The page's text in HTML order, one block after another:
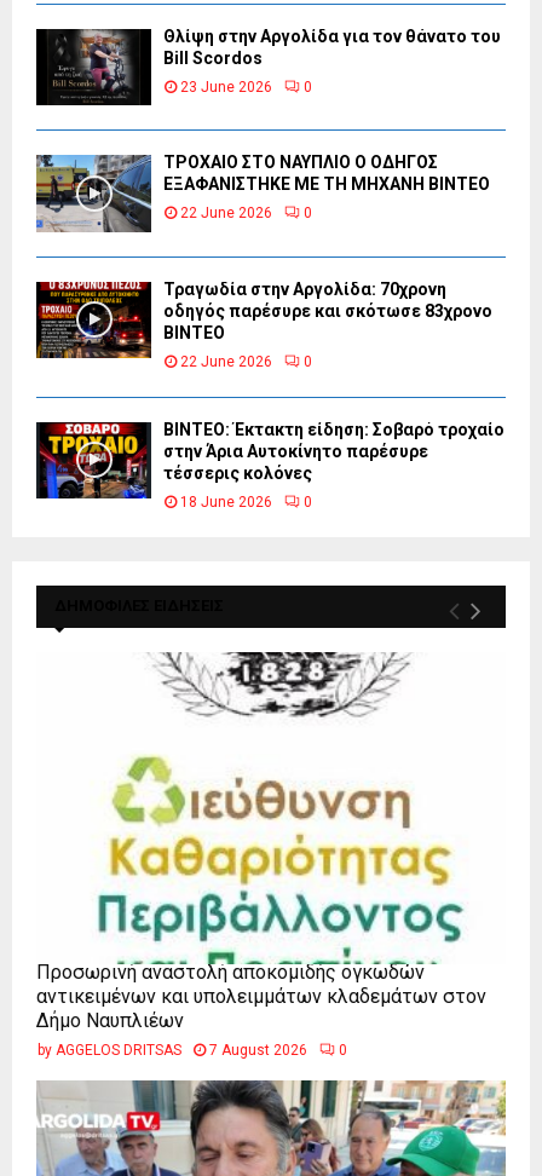
Θλίψη στην Αργολίδα για τον θάνατο του
Bill Scordos
23 June 2026 0
ΤΡΟΧΑΙΟ ΣΤΟ ΝΑΥΠΛΙΟ Ο ΟΔΗΓΟΣ
ΕΞΑΦΑΝΙΣΤΗΚΕ ΜΕ ΤΗ ΜΗΧΑΝΗ ΒΙΝΤΕΟ
22 June 2026 0
Τραγωδία στην Αργολίδα: 70χρονη
οδηγός παρέσυρε και σκότωσε 83χρονο
ΒΙΝΤΕΟ
22 June 2026 0
ΒΙΝΤΕΟ: Έκτακτη είδηση: Σοβαρό τροχαίο
στην Άρια Αυτοκίνητο παρέσυρε
τέσσερις κολόνες
18 June 2026 0
Προσωρινή αναστολή αποκομιδής ογκωδών
αντικειμένων και υπολειμμάτων κλαδεμάτων στον
Δήμο Ναυπλιέων
by AGGELOS DRITSAS 7 August 2026 0